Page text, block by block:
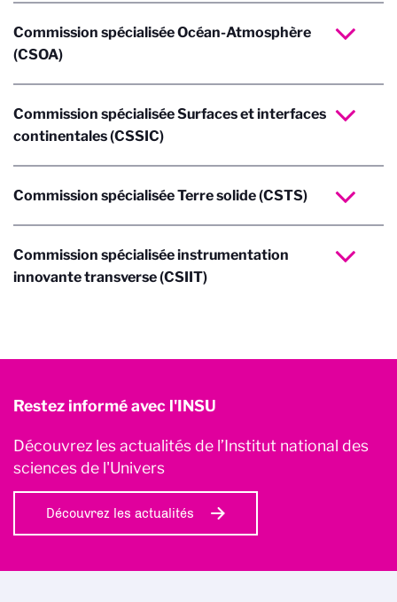
Commission spécialisée Océan-Atmosphère
(CSOA)
Commission spécialisée Surfaces et interfaces
continentales (CSSIC)
Commission spécialisée Terre solide (CSTS)
Commission spécialisée instrumentation
innovante transverse (CSIIT)
Restez informé avec l'INSU
Découvrez les actualités de l’Institut national des
sciences de l'Univers
Découvrez les actualités